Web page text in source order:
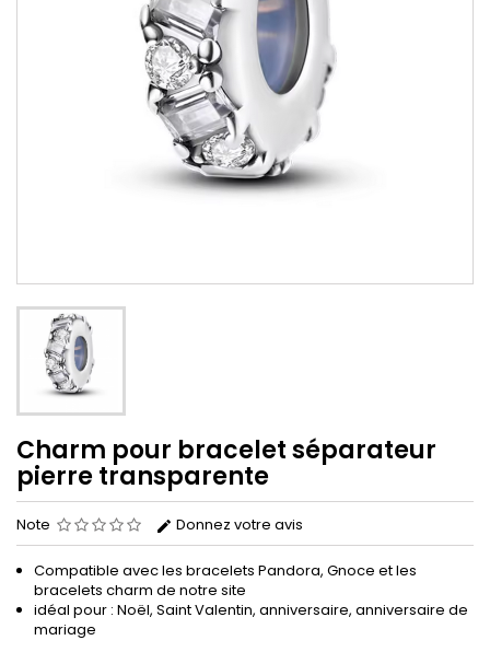
Charm pour bracelet séparateur
pierre transparente
Note Donnez votre avis
Compatible avec les bracelets Pandora, Gnoce et les
bracelets charm de notre site
idéal pour : Noël, Saint Valentin, anniversaire, anniversaire de
mariage